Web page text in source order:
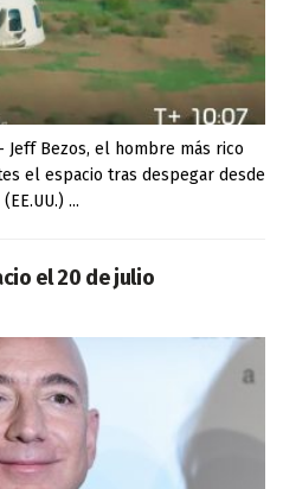
Jeff Bezos, el hombre más rico
el espacio tras despegar desde
...
el 20 de julio